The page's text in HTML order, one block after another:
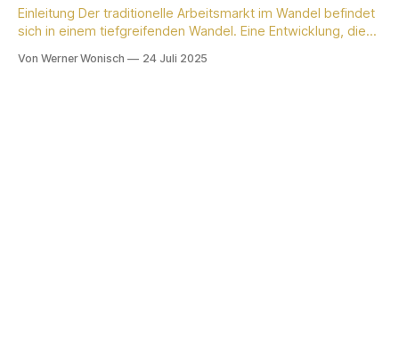
Einleitung Der traditionelle Arbeitsmarkt im Wandel befindet
sich in einem tiefgreifenden Wandel. Eine Entwicklung, die
signifikante Bedeutungsverlust staatlicher
Von Werner Wonisch 24 Juli 2025